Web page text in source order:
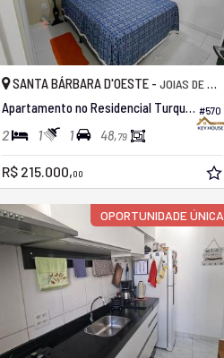
#570
SANTA BÁRBARA D'OESTE - JOIAS DE SANTA BÁRBARA
Apartamento no Residencial Turquesa
2 1 1 48,79
R$ 215.000,00
OPORTUNIDADE ÚNICA